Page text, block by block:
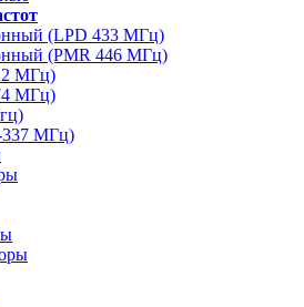
(LPD 433 МГц)
(PMR 446 МГц)
МГц)
МГц)
337 МГц)